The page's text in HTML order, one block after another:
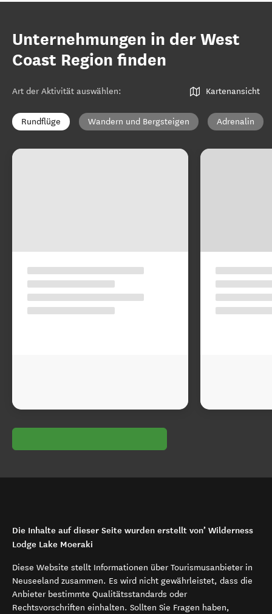
Unternehmungen in der West
Coast Region finden
Art der Aktivität auswählen: Kartenansicht
Rundflüge Wandern und Bergsteigen Adrenalin
Die Inhalte auf dieser Seite wurden erstellt von’ Wilderness
Lodge Lake Moeraki
Diese Website stellt Informationen über Tourismusanbieter in
Neuseeland zusammen. Es wird nicht gewährleistet, dass die
Anbieter bestimmte Qualitätsstandards oder
Rechtsvorschriften einhalten. Sollten Sie Fragen haben,